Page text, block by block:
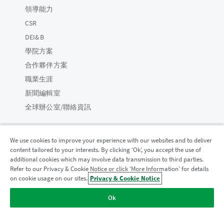
領導能力
CSR
DEI&B
學院方案
合作夥伴方案
職業生涯
新聞編輯室
全球辦公室/聯絡資訊
Qlik 社群
法律合約 產品條款 Legal Policies
法律條規
Do Not Share My Info
We use cookies to improve your experience with our websites and to deliver
content tailored to your interests. By clicking ‘Ok’, you accept the use of
additional cookies which may involve data transmission to third parties.
Refer to our Privacy & Cookie Notice or click ‘More Information’ for details
on cookie usage on our sites. Privacy & Cookie Notice
Ok